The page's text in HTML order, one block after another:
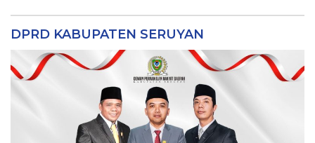
DPRD KABUPATEN SERUYAN